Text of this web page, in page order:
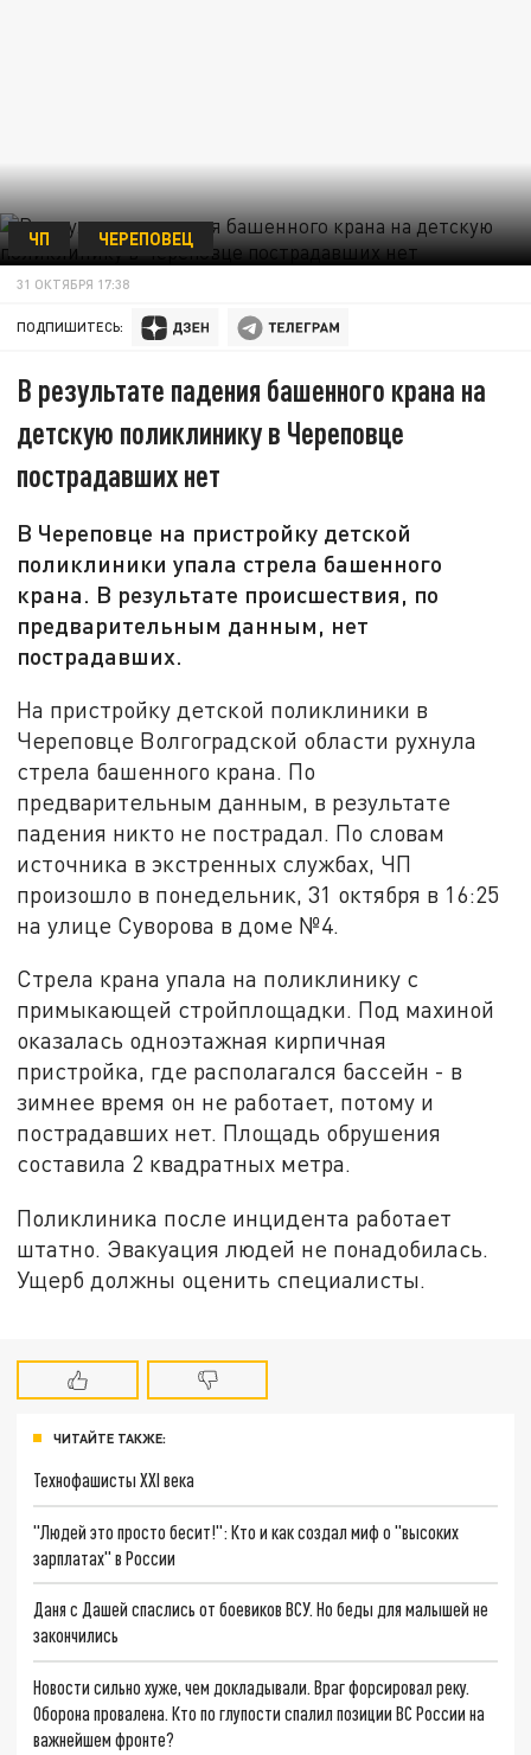
ЧП ЧЕРЕПОВЕЦ
31 ОКТЯБРЯ 17:38
ПОДПИШИТЕСЬ:
В результате падения башенного крана на
детскую поликлинику в Череповце
пострадавших нет
В Череповце на пристройку детской
поликлиники упала стрела башенного
крана. В результате происшествия, по
предварительным данным, нет
пострадавших.
На пристройку детской поликлиники в
Череповце Волгоградской области рухнула
стрела башенного крана. По
предварительным данным, в результате
падения никто не пострадал. По словам
источника в экстренных службах, ЧП
произошло в понедельник, 31 октября в 16:25
на улице Суворова в доме №4.
Стрела крана упала на поликлинику с
примыкающей стройплощадки. Под махиной
оказалась одноэтажная кирпичная
пристройка, где располагался бассейн - в
зимнее время он не работает, потому и
пострадавших нет. Площадь обрушения
составила 2 квадратных метра.
Поликлиника после инцидента работает
штатно. Эвакуация людей не понадобилась.
Ущерб должны оценить специалисты.
ЧИТАЙТЕ ТАКЖЕ:
Технофашисты XXI века
"Людей это просто бесит!": Кто и как создал миф о "высоких
зарплатах" в России
Даня с Дашей спаслись от боевиков ВСУ. Но беды для малышей не
закончились
Новости сильно хуже, чем докладывали. Враг форсировал реку.
Оборона провалена. Кто по глупости спалил позиции ВС России на
важнейшем фронте?